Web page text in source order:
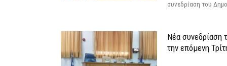
συνεδρίαση του
Νέα συνεδρίαση
την επόμενη